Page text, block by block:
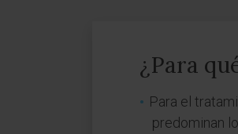
¿Para
Para el
predominan